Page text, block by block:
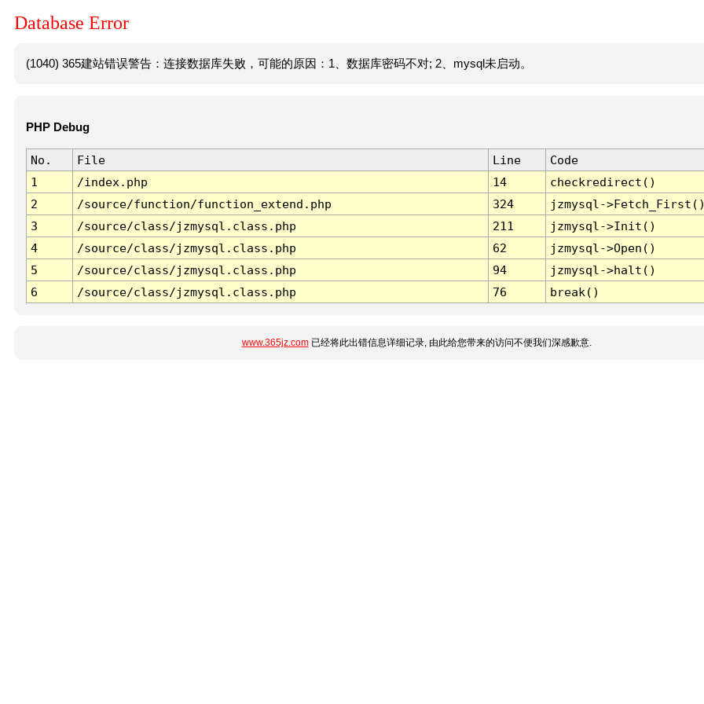
Database Error
(1040) 365建站错误警告：连接数据库失败，可能的原因：1、数据库密码不对; 2、mysql未启动。
PHP Debug
No. File Line
Code
1
/index.php 14
checkredirect()
2
/source/function/function_extend.php 324
jzmysql-
3
/source/class/jzmysql.class.php 211
jzmysql->Init()
4
/source/class/jzmysql.class.php 62
jzmysql->Open()
5
/source/class/jzmysql.class.php 94
jzmysql->halt()
6
/source/class/jzmysql.class.php 76 break()
www.365jz.com已经将此出错信息详细记录, 由此给您带来的访问不便我们深感歉意.